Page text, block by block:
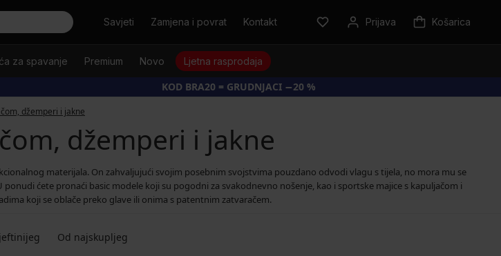
TražitiSavjeti Zamjena i povrat Kontakt Prijava Košarica
za spavanje Premium Novo Ljetna rasprodaja
KOD BRA20 = GRUDNJACI −20 %
džemperi i jakne
džemperi i jakne
materijala. On zahvaljujući svojim posebnim svojstvima pouzdano odvodi vlagu s tijela, no mora mu se
ćete pronaći basic modele koji su pogodni za svakodnevno nošenje, kao i sportske majice s kapuljačom i
koji se oblače preko glave ili onima s patentnim zatvaračem.
Od najskupljeg